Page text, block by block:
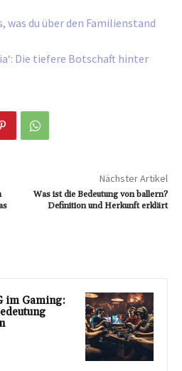
was du über den Familienstand
Die tiefere Botschaft hinter
Nächster Artikel
Was ist die Bedeutung von ballern?
Definition und Herkunft erklärt
im Gaming: